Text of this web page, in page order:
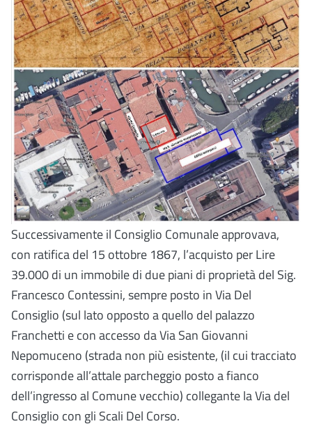
Successivamente il Consiglio Comunale approvava,
con ratifica del 15 ottobre 1867, l’acquisto per Lire
39.000 di un immobile di due piani di proprietà del Sig.
Francesco Contessini, sempre posto in Via Del
Consiglio (sul lato opposto a quello del palazzo
Franchetti e con accesso da Via San Giovanni
Nepomuceno (strada non più esistente, (il cui tracciato
corrisponde all’attale parcheggio posto a fianco
dell’ingresso al Comune vecchio) collegante la Via del
Consiglio con gli Scali Del Corso.